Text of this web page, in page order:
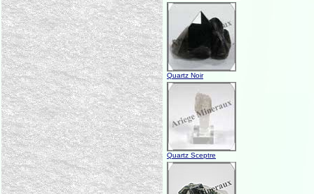
Quartz Noir
Quartz Sceptre